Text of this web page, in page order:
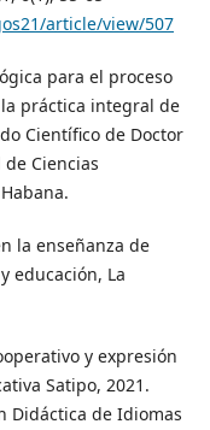
article/view/507
para el proceso
práctica integral de
Científico de Doctor
Ciencias
la enseñanza de
educación, La
y expresión
Satipo, 2021.
Didáctica de Idiomas